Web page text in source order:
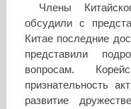
Члены
обсудили с
Китае последние
представили
вопросам.
признательность
развитие